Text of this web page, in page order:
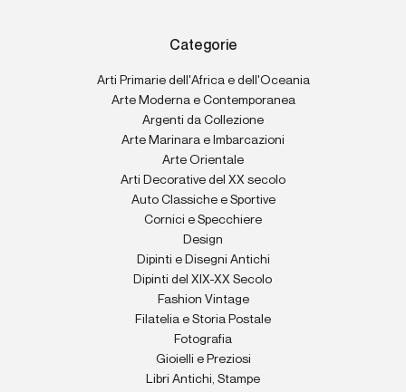
Categorie
Arti Primarie dell'Africa e dell'Oceania
Arte Moderna e Contemporanea
Argenti da Collezione
Arte Marinara e Imbarcazioni
Arte Orientale
Arti Decorative del XX secolo
Auto Classiche e Sportive
Cornici e Specchiere
Design
Dipinti e Disegni Antichi
Dipinti del XIX-XX Secolo
Fashion Vintage
Filatelia e Storia Postale
Fotografia
Gioielli e Preziosi
Libri Antichi, Stampe